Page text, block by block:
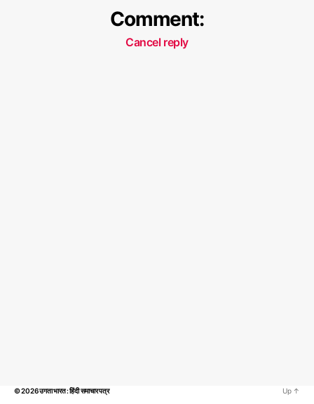
Comment:
Cancel reply
© 2026उगता भारत : हिंदी समाचार पत्र Up ↑